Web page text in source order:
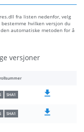
fra listen nedenfor, velg
hvilken versjon du
automatiske metoden for å
versjoner
SHA1
SHA1